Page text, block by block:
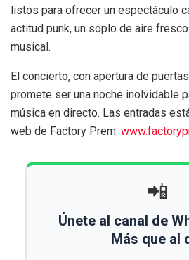
listos para ofrecer un espectáculo
actitud punk, un soplo de aire
musical.
El concierto, con apertura de
promete ser una noche inolvidable
música en directo. Las entradas
web de Factory Prem:
📲
Únete al canal de
Más que al